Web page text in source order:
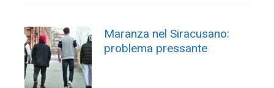
Maranza nel Siracusano:
problema pressante